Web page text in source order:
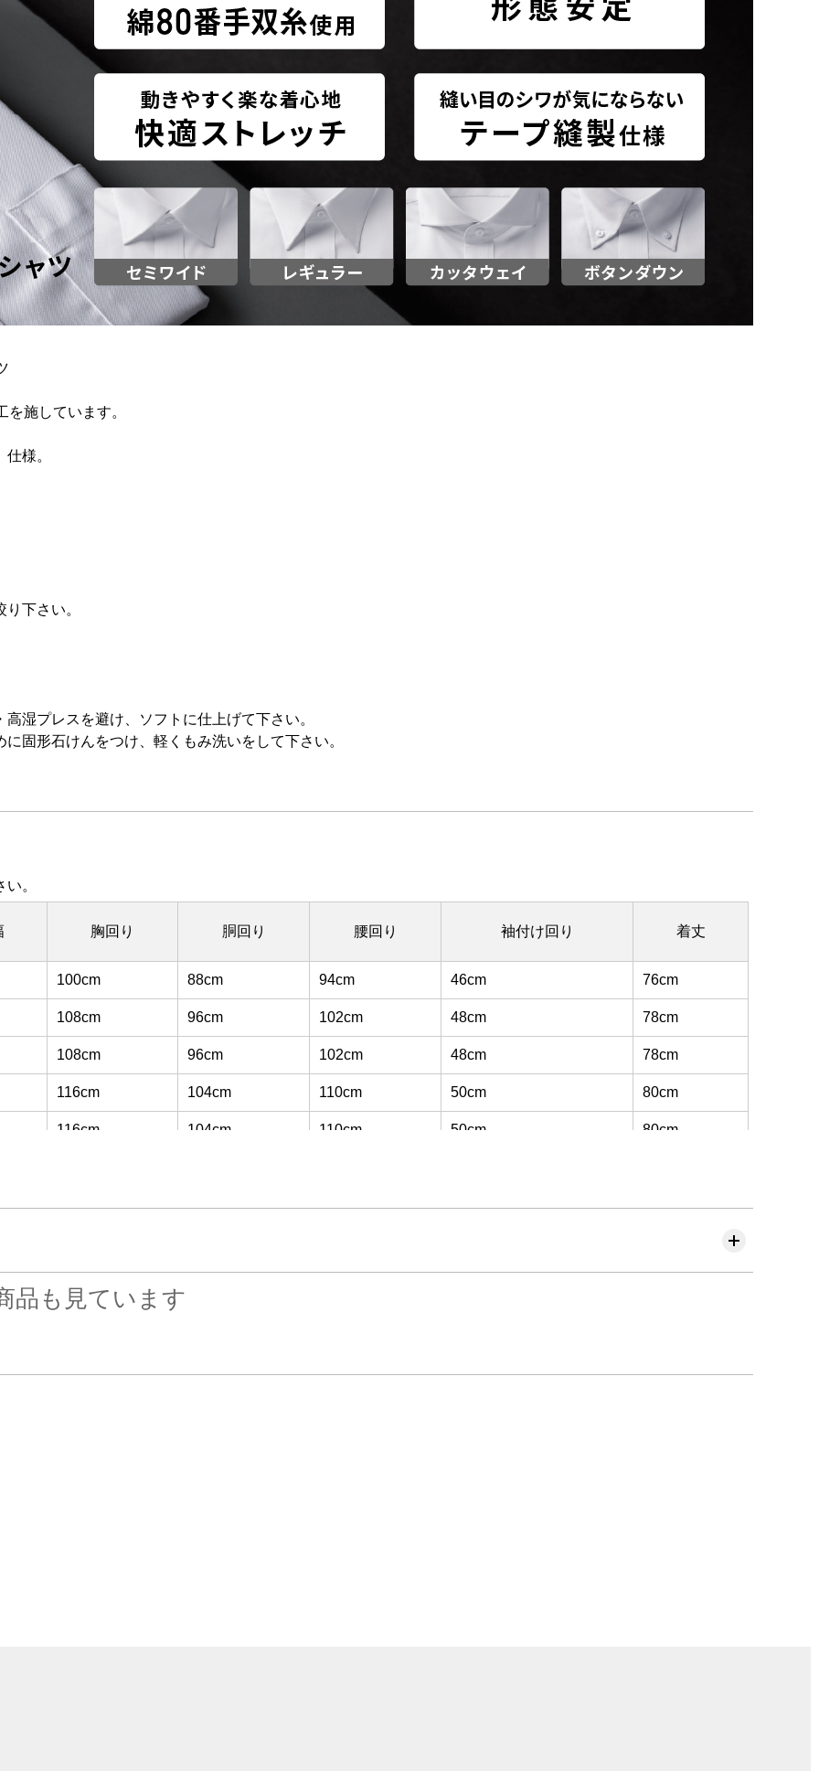
施しています。
様。
下さい。
湿プレスを避け、ソフトに仕上げて下さい。
固形石けんをつけ、軽くもみ洗いをして下さい。
。
胸回り 胴回り 腰回り 袖付け回り 着丈
100cm 88cm 94cm 46cm 76cm
108cm 96cm 102cm 48cm 78cm
108cm 96cm 102cm 48cm 78cm
116cm 104cm 110cm 50cm 80cm
116cm 104cm 110cm 50cm 80cm
120cm 112cm 116cm 52cm 82cm
品も見ています